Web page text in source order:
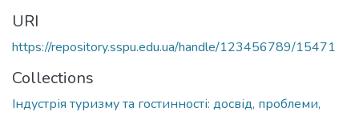
URI
https://repository.sspu.edu.ua/handle/123456789/15471
Collections
Індустрія туризму та гостинності: досвід, проблеми,